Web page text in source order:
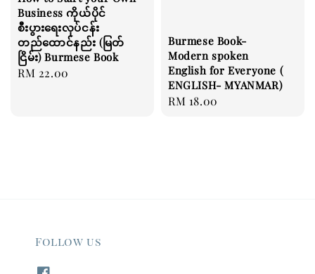
Business ကိုယ်ပိုင်
စီးပွားရေးလုပ်ငန်း
တည်ထောင်နည်း (မြတ်
ငြိမ်း) Burmese Book
Regular
RM 22.00
Burmese Book-
Modern spoken
English for Everyone (
ENGLISH- MYANMAR)
Regular
RM 18.00
Follow us